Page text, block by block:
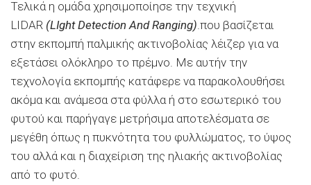
Τελικά η ομάδα χρησιμοποίησε την τεχνική
LIDAR (LIght Detection And Ranging) .που βασίζεται
στην εκπομπή παλμικής ακτινοβολίας λέιζερ για να
εξετάσει ολόκληρο το πρέμνο. Με αυτήν την
τεχνολογία εκπομπής κατάφερε να παρακολουθήσει
ακόμα και ανάμεσα στα φύλλα ή στο εσωτερικό του
φυτού και παρήγαγε μετρήσιμα αποτελέσματα σε
μεγέθη όπως η πυκνότητα του φυλλώματος, το ύψος
του αλλά και η διαχείριση της ηλιακής ακτινοβολίας
από το φυτό.